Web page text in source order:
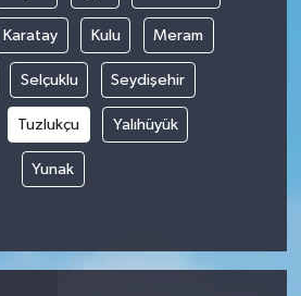
Karatay Kulu Meram
Selçuklu Seydişehir
Tuzlukçu Yalıhüyük
Yunak